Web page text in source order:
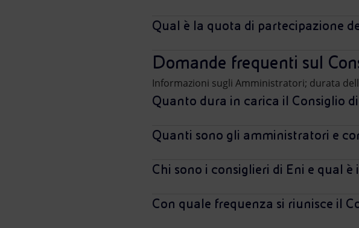
Qual è la quota di partecipazione
Domande frequenti sul
Informazioni sugli Amministratori; durata
Quanto dura in carica il Consiglio
Quanti sono gli amministratori e
Chi sono i consiglieri di Eni e qual
Con quale frequenza si riunisce il